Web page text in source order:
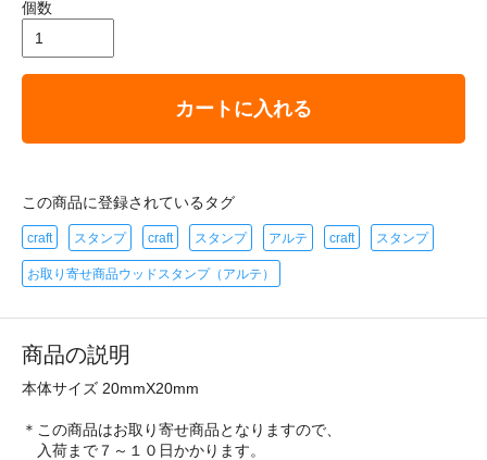
個数
カートに入れる
この商品に登録されているタグ
craft スタンプ craft スタンプ アルテ craft スタンプ
お取り寄せ商品ウッドスタンプ（アルテ）
商品の説明
本体サイズ 20mmX20mm
＊この商品はお取り寄せ商品となりますので、
入荷まで７～１０日かかります。